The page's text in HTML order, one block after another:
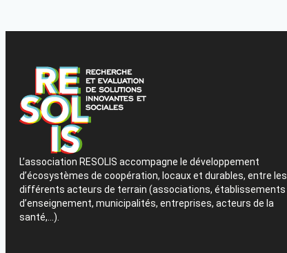
L’association RESOLIS accompagne le développement
d’écosystèmes de coopération, locaux et durables, entre les
différents acteurs de terrain (associations, établissements
d’enseignement, municipalités, entreprises, acteurs de la
santé,…).